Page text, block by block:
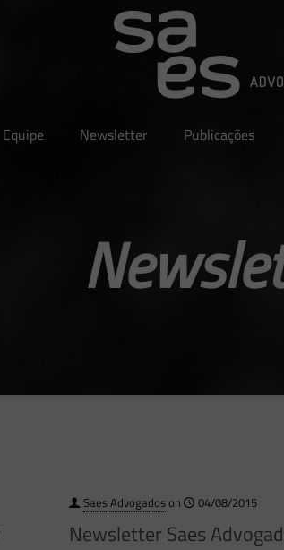
Equipe Newsletter Publicações
Saes Advogadoson 04/08/2015
Newsletter Saes